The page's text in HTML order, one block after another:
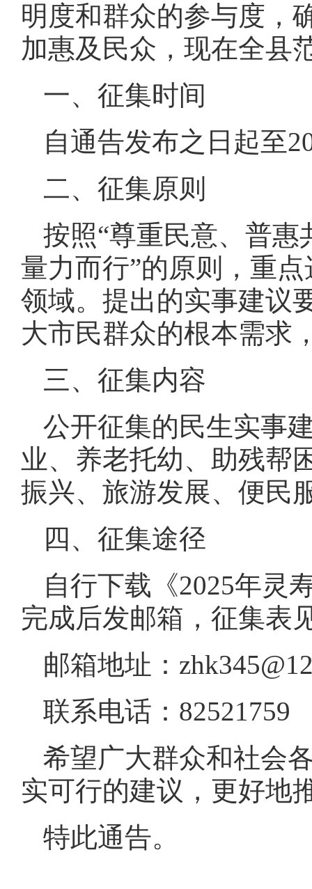
明度和群众的参与度，
加惠及民众，现在全县
一、征集时间
自通告发布之日起至
二、征集原则
按照“尊重民意、普
量力而行”的原则，重
领域。提出的实事建议
大市民群众的根本需求
三、征集内容
公开征集的民生实事
业、养老托幼、助残帮
振兴、旅游发展、便民
四、征集途径
自行下载《2025年灵
完成后发邮箱，征集表
邮箱地址：
联系电话：82521759
希望广大群众和社会
实可行的建议，更好地
特此通告。